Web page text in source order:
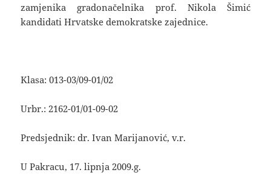
zamjenika gradonačelnika prof. Nikola Šimić
kandidati Hrvatske demokratske zajednice.
Klasa: 013-03/09-01/02
Urbr.: 2162-01/01-09-02
Predsjednik: dr. Ivan Marijanović, v.r.
U Pakracu, 17. lipnja 2009.g.